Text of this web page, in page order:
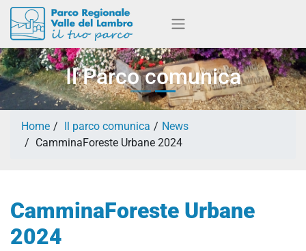
Il Parco comunica
Home Il parco comunica
News
CamminaForeste Urbane 2024
CamminaForeste Urbane
2024